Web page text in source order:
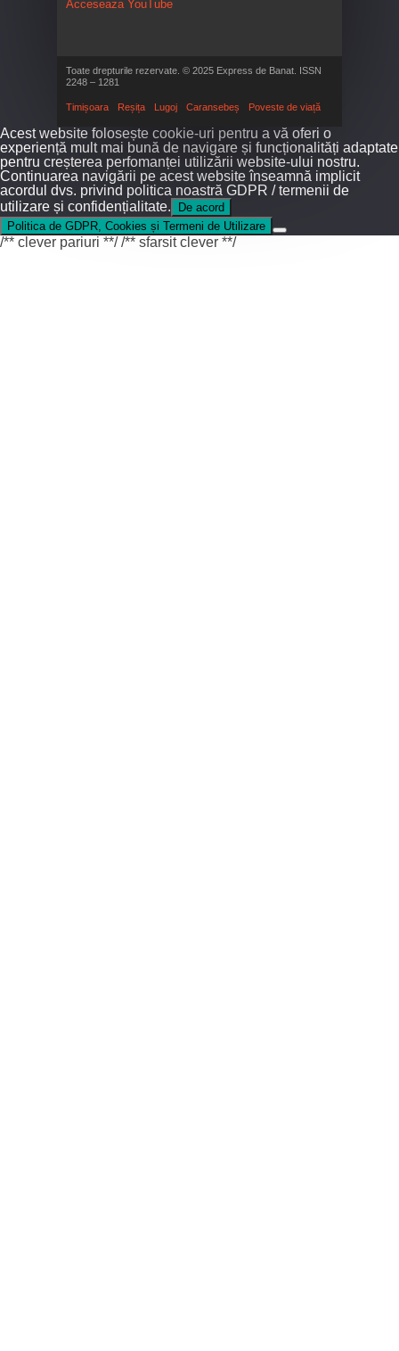
Acceseaza YouTube
Toate drepturile rezervate. © 2025 Express de Banat. ISSN
2248 – 1281
Timișoara Reșița Lugoj Caransebeș Poveste de viață
Acest website folosește cookie-uri pentru a vă oferi o
experiență mult mai bună de navigare și funcționalități adaptate
pentru creșterea perfomanței utilizării website-ului nostru.
Continuarea navigării pe acest website înseamnă implicit
acordul dvs. privind politica noastră GDPR / termenii de
utilizare și confidențialitate.
De acord
Politica de GDPR, Cookies și Termeni de Utilizare
/** clever pariuri **//** sfarsit clever **/